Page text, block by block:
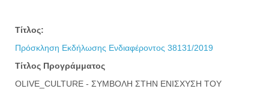
Τίτλος:
Πρόσκληση Εκδήλωσης Ενδιαφέροντος 38131/2019
Τίτλος Προγράμματος
OLIVE_CULTURE - ΣΥΜΒΟΛΗ ΣΤΗΝ ΕΝΙΣΧΥΣΗ ΤΟΥ